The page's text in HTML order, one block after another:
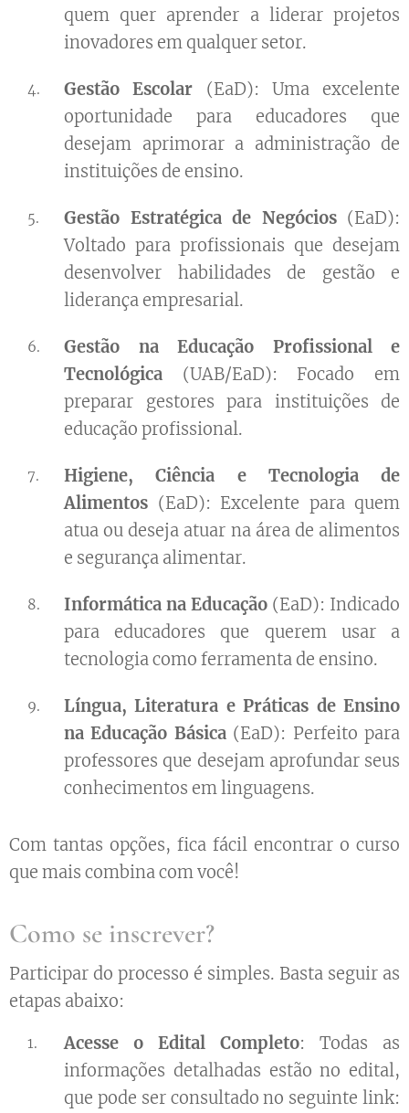
quem quer aprender a liderar projetos
inovadores em qualquer setor.
Gestão Escolar (EaD): Uma excelente
oportunidade para educadores que
desejam aprimorar a administração de
instituições de ensino.
Gestão Estratégica de Negócios(EaD):
Voltado para profissionais que desejam
desenvolver habilidades de gestão e
liderança empresarial.
Gestão na Educação Profissional e
Tecnológica (UAB/EaD): Focado em
preparar gestores para instituições de
educação profissional.
Higiene, Ciência e Tecnologia de
Alimentos (EaD): Excelente para quem
atua ou deseja atuar na área de alimentos
e segurança alimentar.
Informática na Educação (EaD): Indicado
para educadores que querem usar a
tecnologia como ferramenta de ensino.
Língua, Literatura e Práticas de Ensino
na Educação Básica(EaD): Perfeito para
professores que desejam aprofundar seus
conhecimentos em linguagens.
Com tantas opções, fica fácil encontrar o curso
que mais combina com você!
Como se inscrever?
Participar do processo é simples. Basta seguir as
etapas abaixo:
Acesse o Edital Completo: Todas as
informações detalhadas estão no edital,
que pode ser consultado no seguinte link: